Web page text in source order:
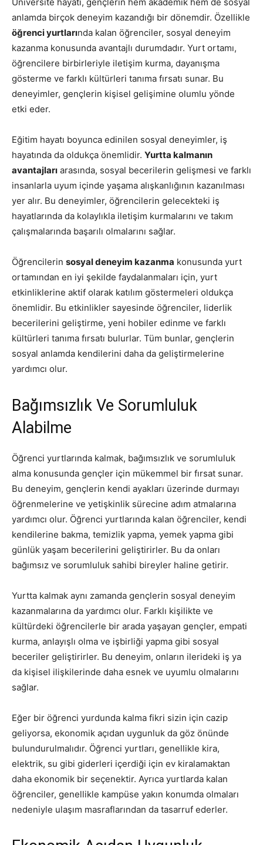
anlamda birçok deneyim kazandığı bir dönemdir. Özellikle
öğrenci yurtlarında kalan öğrenciler, sosyal deneyim
kazanma konusunda avantajlı durumdadır. Yurt ortamı,
öğrencilere birbirleriyle iletişim kurma, dayanışma
gösterme ve farklı kültürleri tanıma fırsatı sunar. Bu
deneyimler, gençlerin kişisel gelişimine olumlu yönde
etki eder.
Eğitim hayatı boyunca edinilen sosyal deneyimler, iş
hayatında da oldukça önemlidir. Yurtta kalmanın
avantajları arasında, sosyal becerilerin gelişmesi ve farklı
insanlarla uyum içinde yaşama alışkanlığının kazanılması
yer alır. Bu deneyimler, öğrencilerin gelecekteki iş
hayatlarında da kolaylıkla iletişim kurmalarını ve takım
çalışmalarında başarılı olmalarını sağlar.
Öğrencilerin sosyal deneyim kazanma konusunda yurt
ortamından en iyi şekilde faydalanmaları için, yurt
etkinliklerine aktif olarak katılım göstermeleri oldukça
önemlidir. Bu etkinlikler sayesinde öğrenciler, liderlik
becerilerini geliştirme, yeni hobiler edinme ve farklı
kültürleri tanıma fırsatı bulurlar. Tüm bunlar, gençlerin
sosyal anlamda kendilerini daha da geliştirmelerine
yardımcı olur.
Bağımsızlık Ve Sorumluluk
Alabilme
Öğrenci yurtlarında kalmak, bağımsızlık ve sorumluluk
alma konusunda gençler için mükemmel bir fırsat sunar.
Bu deneyim, gençlerin kendi ayakları üzerinde durmayı
öğrenmelerine ve yetişkinlik sürecine adım atmalarına
yardımcı olur. Öğrenci yurtlarında kalan öğrenciler, kendi
kendilerine bakma, temizlik yapma, yemek yapma gibi
günlük yaşam becerilerini geliştirirler. Bu da onları
bağımsız ve sorumluluk sahibi bireyler haline getirir.
Yurtta kalmak aynı zamanda gençlerin sosyal deneyim
kazanmalarına da yardımcı olur. Farklı kişilikte ve
kültürdeki öğrencilerle bir arada yaşayan gençler, empati
kurma, anlayışlı olma ve işbirliği yapma gibi sosyal
beceriler geliştirirler. Bu deneyim, onların ilerideki iş ya
da kişisel ilişkilerinde daha esnek ve uyumlu olmalarını
sağlar.
Eğer bir öğrenci yurdunda kalma fikri sizin için cazip
geliyorsa, ekonomik açıdan uygunluk da göz önünde
bulundurulmalıdır. Öğrenci yurtları, genellikle kira,
elektrik, su gibi giderleri içerdiği için ev kiralamaktan
daha ekonomik bir seçenektir. Ayrıca yurtlarda kalan
öğrenciler, genellikle kampüse yakın konumda olmaları
nedeniyle ulaşım masraflarından da tasarruf ederler.